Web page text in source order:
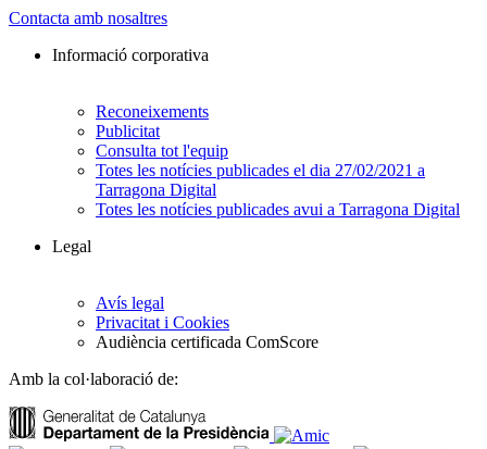
Contacta amb nosaltres
Informació corporativa
Reconeixements
Publicitat
Consulta tot l'equip
Totes les notícies publicades el dia 27/02/2021 a
Tarragona Digital
Totes les notícies publicades avui a Tarragona Digital
Legal
Avís legal
Privacitat i Cookies
Audiència certificada ComScore
Amb la col·laboració de: